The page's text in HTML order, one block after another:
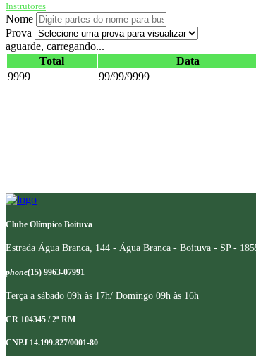
Instrutores
Nome
Prova
aguarde, carregando...
Total
Data
9999
99/99/9999
Clube Olímpico Boituva
Estrada Água Branca, 144 - Água Branca - Boituva - SP -
phone(15) 9963-07991
Terça a sábado 09h às 17h/ Domingo 09h às 16h
CR 104345 / 2ª RM
CNPJ 14.199.827/0001-80